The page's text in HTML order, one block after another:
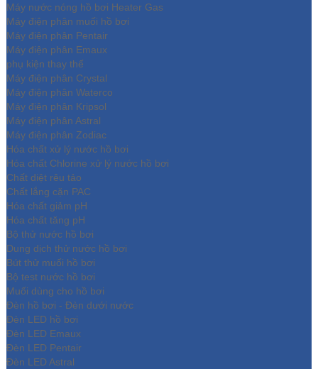
Máy nước nóng hồ bơi Heater Gas
Máy điện phân muối hồ bơi
Máy điện phân Pentair
Máy điện phân Emaux
phụ kiện thay thế
Máy điện phân Crystal
Máy điện phân Waterco
Máy điện phân Kripsol
Máy điện phân Astral
Máy điện phân Zodiac
Hóa chất xử lý nước hồ bơi
Hóa chất Chlorine xử lý nước hồ bơi
Chất diệt rêu tảo
Chất lắng cặn PAC
Hóa chất giảm pH
Hóa chất tăng pH
Bộ thử nước hồ bơi
Dung dịch thử nước hồ bơi
Bút thử muối hồ bơi
Bộ test nước hồ bơi
Muối dùng cho hồ bơi
Đèn hồ bơi - Đèn dưới nước
Đèn LED hồ bơi
Đèn LED Emaux
Đèn LED Pentair
Đèn LED Astral